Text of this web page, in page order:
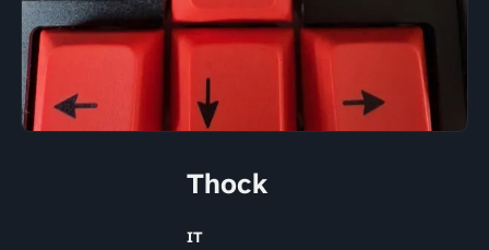
Thock
IT